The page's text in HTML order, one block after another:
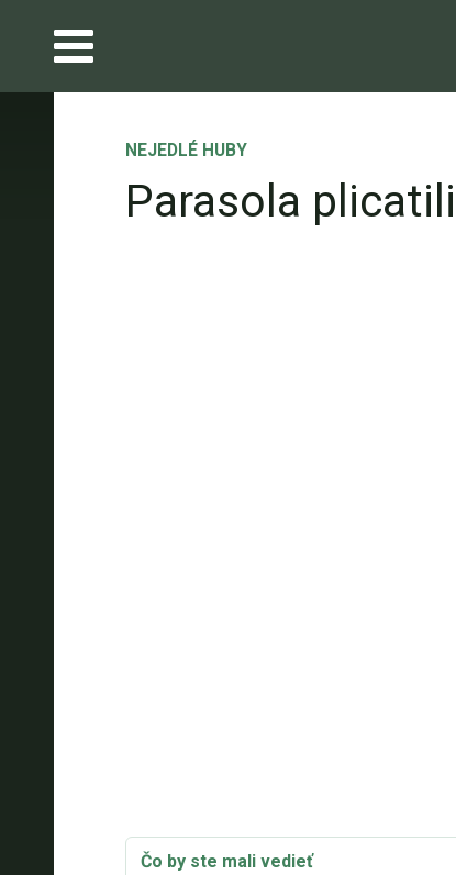
NEJEDLÉ HUBY
Parasola
Čo by ste mali vedieť